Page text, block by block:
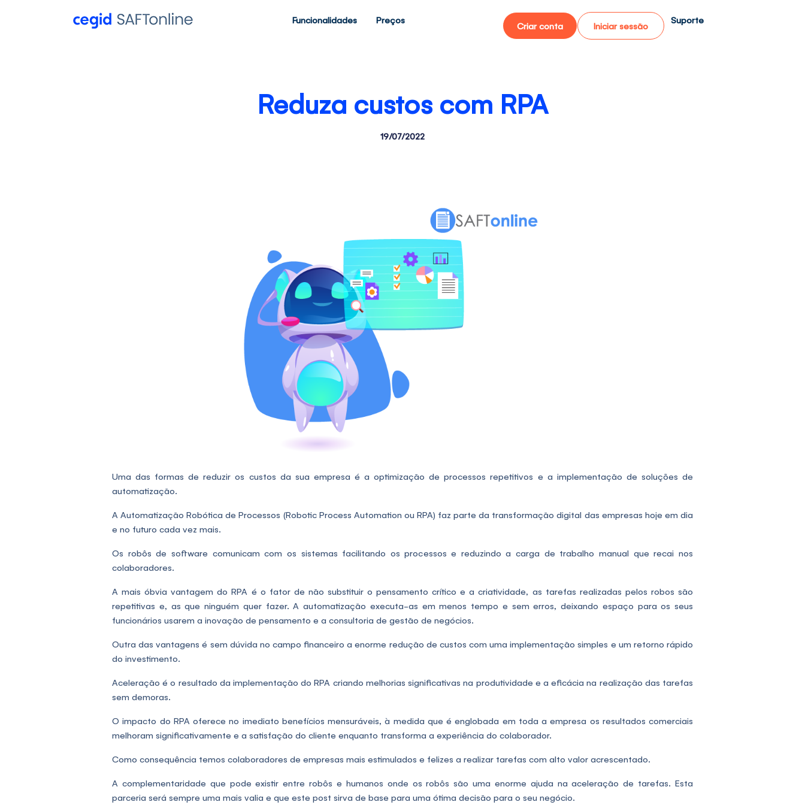
Funcionalidades Preços
Criar conta Iniciar sessão
Suporte
Reduza custos com RPA
19/07/2022
Uma das formas de reduzir os custos da sua empresa é a optimização de processos repetitivos e a implementação de soluções de
automatização.
A Automatização Robótica de Processos (Robotic Process Automation ou RPA) faz parte da transformação digital das empresas hoje em dia
e no futuro cada vez mais.
Os robôs de software comunicam com os sistemas facilitando os processos e reduzindo a carga de trabalho manual que recai nos
colaboradores.
A mais óbvia vantagem do RPA é o fator de não substituir o pensamento crítico e a criatividade, as tarefas realizadas pelos robos são
repetitivas e, as que ninguém quer fazer. A automatização executa-as em menos tempo e sem erros, deixando espaço para os seus
funcionários usarem a inovação de pensamento e a consultoria de gestão de negócios.
Outra das vantagens é sem dúvida no campo financeiro a enorme redução de custos com uma implementação simples e um retorno rápido
do investimento.
Aceleração é o resultado da implementação do RPA criando melhorias significativas na produtividade e a eficácia na realização das tarefas
sem demoras.
O impacto do RPA oferece no imediato benefícios mensuráveis, à medida que é englobada em toda a empresa os resultados comerciais
melhoram significativamente e a satisfação do cliente enquanto transforma a experiência do colaborador.
Como consequência temos colaboradores de empresas mais estimulados e felizes a realizar tarefas com alto valor acrescentado.
A complementaridade que pode existir entre robôs e humanos onde os robôs são uma enorme ajuda na aceleração de tarefas. Esta
parceria será sempre uma mais valia e que este post sirva de base para uma ótima decisão para o seu negócio.